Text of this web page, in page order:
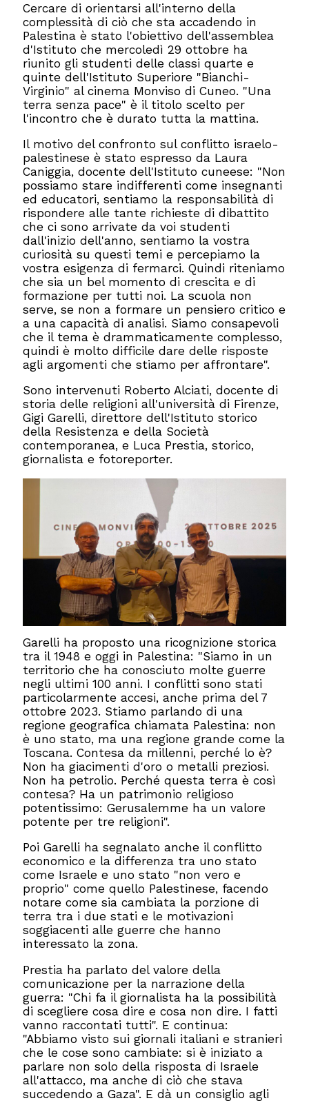
Cercare di orientarsi all'interno della
complessità di ciò che sta accadendo in
Palestina è stato l'obiettivo dell'assemblea
d'Istituto che mercoledì 29 ottobre ha
riunito gli studenti delle classi quarte e
quinte dell'Istituto Superiore "Bianchi-
Virginio" al cinema Monviso di Cuneo. "Una
terra senza pace" è il titolo scelto per
l'incontro che è durato tutta la mattina.
Il motivo del confronto sul conflitto israelo-
palestinese è stato espresso da Laura
Caniggia, docente dell'Istituto cuneese: "Non
possiamo stare indifferenti come insegnanti
ed educatori, sentiamo la responsabilità di
rispondere alle tante richieste di dibattito
che ci sono arrivate da voi studenti
dall'inizio dell'anno, sentiamo la vostra
curiosità su questi temi e percepiamo la
vostra esigenza di fermarci. Quindi riteniamo
che sia un bel momento di crescita e di
formazione per tutti noi. La scuola non
serve, se non a formare un pensiero critico e
a una capacità di analisi. Siamo consapevoli
che il tema è drammaticamente complesso,
quindi è molto difficile dare delle risposte
agli argomenti che stiamo per affrontare".
Sono intervenuti Roberto Alciati, docente di
storia delle religioni all'università di Firenze,
Gigi Garelli, direttore dell'Istituto storico
della Resistenza e della Società
contemporanea, e Luca Prestia, storico,
giornalista e fotoreporter.
Garelli ha proposto una ricognizione storica
tra il 1948 e oggi in Palestina: "Siamo in un
territorio che ha conosciuto molte guerre
negli ultimi 100 anni. I conflitti sono stati
particolarmente accesi, anche prima del 7
ottobre 2023. Stiamo parlando di una
regione geografica chiamata Palestina: non
è uno stato, ma una regione grande come la
Toscana. Contesa da millenni, perché lo è?
Non ha giacimenti d'oro o metalli preziosi.
Non ha petrolio. Perché questa terra è così
contesa? Ha un patrimonio religioso
potentissimo: Gerusalemme ha un valore
potente per tre religioni".
Poi Garelli ha segnalato anche il conflitto
economico e la differenza tra uno stato
come Israele e uno stato "non vero e
proprio" come quello Palestinese, facendo
notare come sia cambiata la porzione di
terra tra i due stati e le motivazioni
soggiacenti alle guerre che hanno
interessato la zona.
Prestia ha parlato del valore della
comunicazione per la narrazione della
guerra: "Chi fa il giornalista ha la possibilità
di scegliere cosa dire e cosa non dire. I fatti
vanno raccontati tutti". E continua:
"Abbiamo visto sui giornali italiani e stranieri
che le cose sono cambiate: si è iniziato a
parlare non solo della risposta di Israele
all'attacco, ma anche di ciò che stava
succedendo a Gaza". E dà un consiglio agli